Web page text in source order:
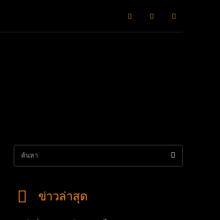
หมากแข้งพาเลาะ
ค้นหา
ข่าวล่าสุด